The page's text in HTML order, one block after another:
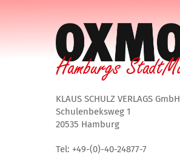
KLAUS SCHULZ VERLAGS GmbH
Schulenbeksweg 1
20535 Hamburg
Tel: +49-(0)-40-24877-7